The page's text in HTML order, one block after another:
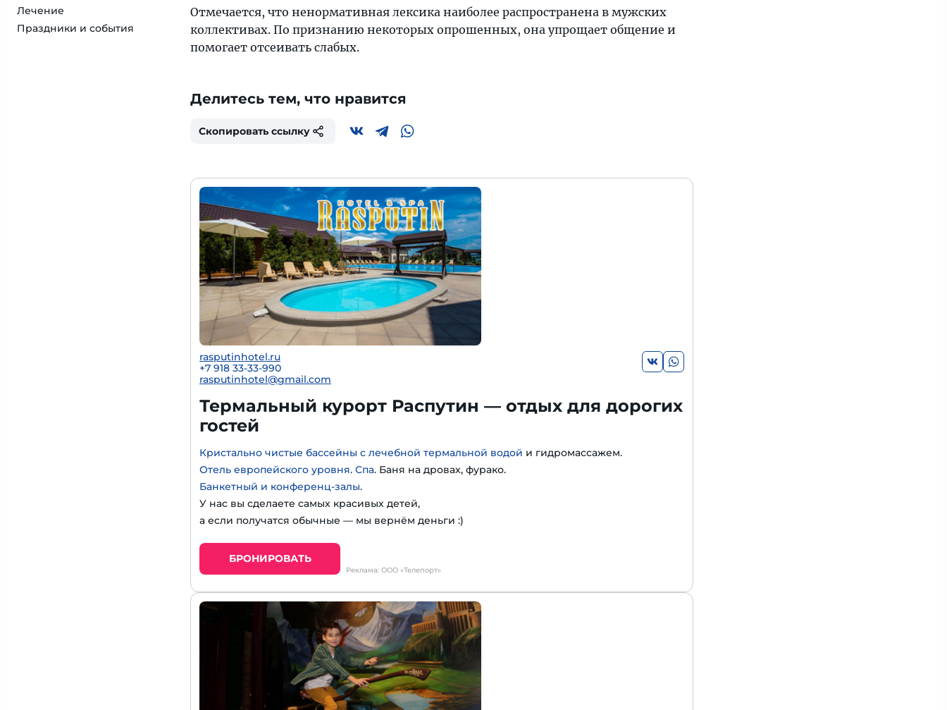
Лечение
Праздники и события
Отмечается, что ненормативная лексика наиболее распространена в мужских
коллективах. По признанию некоторых опрошенных, она упрощает общение и
помогает отсеивать слабых.
Делитесь тем, что нравится
Скопировать ссылку
rasputinhotel.ru
+7 918 33-33-990
rasputinhotel@gmail.com
Термальный курорт Распутин — отдых для дорогих
гостей
Кристально чистые бассейны с лечебной термальной водой и гидромассажем.
Отель европейского уровня. Спа. Баня на дровах, фурако.
Банкетный и конференц-залы.
У нас вы сделаете самых красивых детей,
а если получатся обычные — мы вернём деньги :)
БРОНИРОВАТЬ
Реклама: ООО «Телепорт»